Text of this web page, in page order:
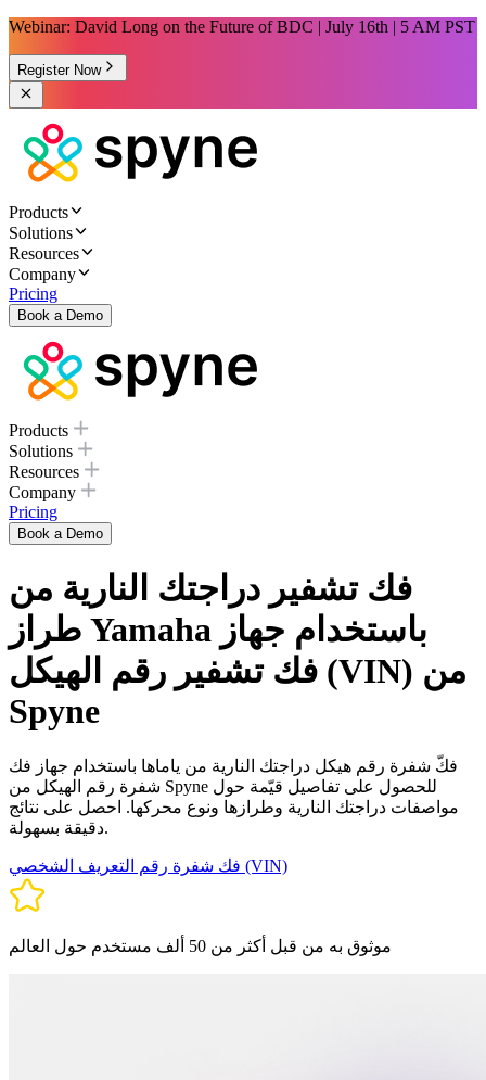
Webinar: David Long on the Future of BDC | July 16th | 5 AM PST
Register Now
Products
Solutions
Resources
Company
Pricing
Book a Demo
Products
Solutions
Resources
Company
Pricing
Book a Demo
فك تشفير دراجتك النارية من
طراز Yamaha باستخدام جهاز
فك تشفير رقم الهيكل (VIN) من
Spyne
فكّ شفرة رقم هيكل دراجتك النارية من ياماها باستخدام جهاز فك
شفرة رقم الهيكل من Spyne للحصول على تفاصيل قيّمة حول
مواصفات دراجتك النارية وطرازها ونوع محركها. احصل على نتائج
دقيقة بسهولة.
فك شفرة رقم التعريف الشخصي (VIN)
موثوق به من قبل أكثر من 50 ألف مستخدم حول العالم